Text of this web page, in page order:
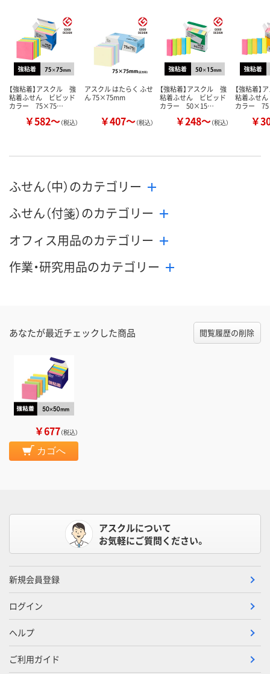
【強粘着】アスクル 強
粘着ふせん ビビッド
カラー 75×75…
￥582～（税込）
アスクル はたらく ふせ
ん 75×75mm
￥407～（税込）
【強粘着】アスクル 強
粘着ふせん ビビッド
カラー 50×15…
￥248～（税込）
【強粘着
粘着ふせ
カラー
￥
ふせん（中）のカテゴリー
ふせん（付箋）のカテゴリー
オフィス用品のカテゴリー
作業・研究用品のカテゴリー
あなたが最近チェックした商品 閲覧履歴の削除
￥677（税込）
カゴへ
アスクルについて
お気軽にご質問ください。
新規会員登録
ログイン
ヘルプ
ご利用ガイド